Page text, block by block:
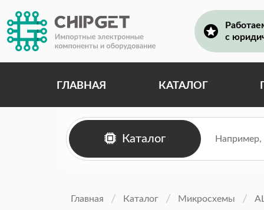
с
ГЛАВНАЯ КАТАЛОГ
Каталог
Главная Каталог Микросхемы